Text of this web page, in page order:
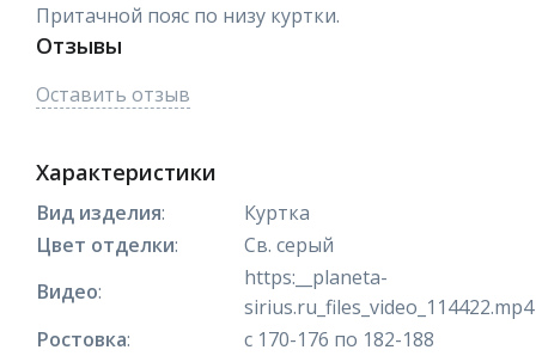
Притачной пояс по низу куртки.
Отзывы
Оставить отзыв
Характеристики
Вид изделия:
Куртка
Цвет отделки:
Св. серый
Видео:
https:__planeta-
sirius.ru_files_video_114422.mp4
Ростовка:
с 170-176 по 182-188